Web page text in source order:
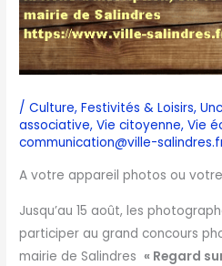
/Culture,Festivités & Loisirs,
associative,Vie citoyenne,Vie
communication@ville-
A votre appareil photos ou
Jusqu’au 15 août, les
participer au grand concours
mairie de Salindres« Regard